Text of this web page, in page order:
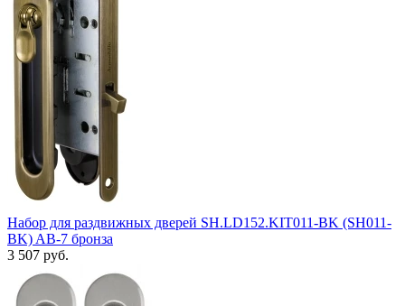
Набор для раздвижных дверей SH.LD152.KIT011-BK (SH011-
BK) AB-7 бронза
3 507 руб.